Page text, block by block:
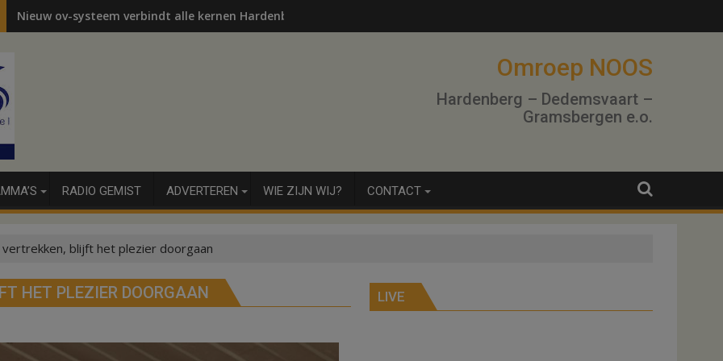
Nieuw ov-systeem verbindt alle kernen Hardenberg
Omroep NOOS
Hardenberg – Dedemsvaart –
Gramsbergen e.o.
RADIO GEMIST ADVERTEREN WIE ZIJN WIJ? CONTACT
vertrekken, blijft het plezier doorgaan
HET PLEZIER DOORGAAN LIVE